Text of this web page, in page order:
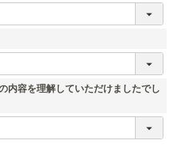
内容を理解していただけましたでし